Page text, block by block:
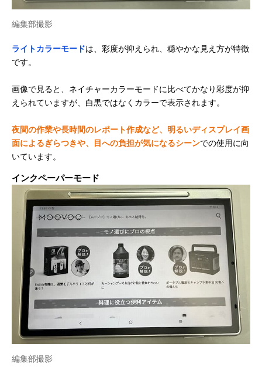
編集部撮影
ライトカラーモードは、彩度が抑えられ、穏やかな見え方が特徴
です。
画像で見ると、ネイチャーカラーモードに比べてかなり彩度が抑
えられていますが、白黒ではなくカラーで表示されます。
夜間の作業や長時間のレポート作成など、明るいディスプレイ画
面によるぎらつきや、目への負担が気になるシーンでの使用に向
いています。
インクペーパーモード
編集部撮影